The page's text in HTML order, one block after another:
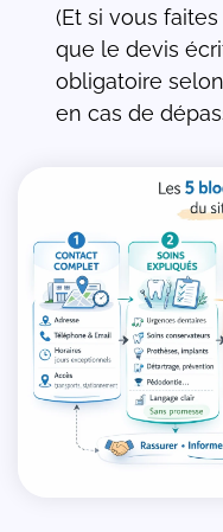
(Et si vous
que le devis
obligatoire
en cas de